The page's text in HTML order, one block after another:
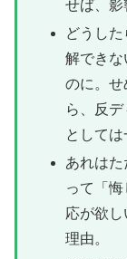
せば、影
どうし
解できな
のに。せ
ら、反
としては
あれは
って「
応が欲
理由。